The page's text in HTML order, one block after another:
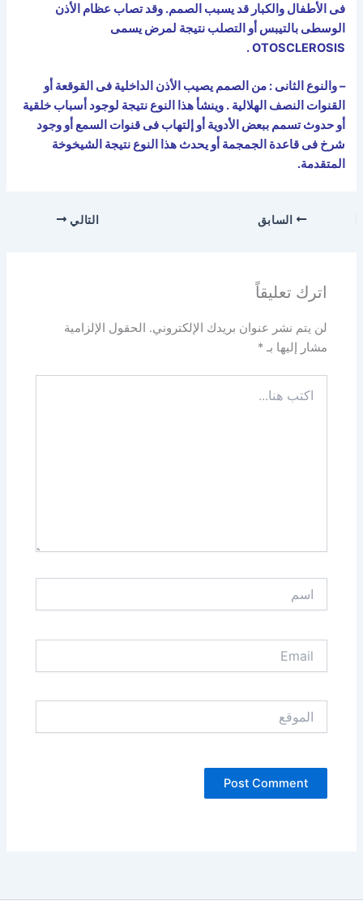
فى الأطفال والكبار قد يسبب الصمم. وقد تصاب عظام الأذن
الوسطى بالتيبس أو التصلب نتيجة لمرض يسمى
OTOSCLEROSIS
.
– والنوع الثانى : من الصمم يصيب الأذن الداخلية فى القوقعة أو
القنوات النصف الهلالية . وينشأ هذا النوع نتيجة لوجود أسباب خلقية
أو حدوث تسمم ببعض الأدوية أو إلتهاب فى قنوات السمع أو وجود
شرخ فى قاعدة الجمجمة أو يحدث هذا النوع نتيجة الشيخوخة
المتقدمة.
السابق التالي
اترك تعليقاً
لن يتم نشر عنوان بريدك الإلكتروني.
الحقول الإلزامية
مشار إليها بـ*
هنا...